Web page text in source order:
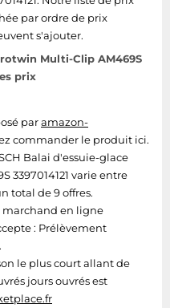
par ordre de prix
s'ajouter.
Multi-Clip AM469S
prix
paramazon-
commander le produit ici.
Balai d'essuie-glace
3397014121 varie entre
total de 9 offres.
marchand en ligne
: Prélèvement
le plus court allant de
jours ouvrés est